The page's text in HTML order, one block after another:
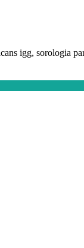
igg, sorologia